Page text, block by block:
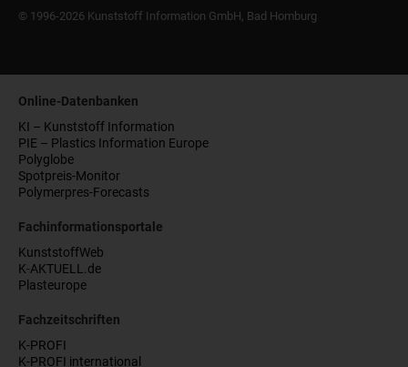
© 1996-2026 Kunststoff Information GmbH, Bad Homburg
Online-Datenbanken
KI – Kunststoff Information
PIE – Plastics Information Europe
Polyglobe
Spotpreis-Monitor
Polymerpres-Forecasts
Fachinformationsportale
KunststoffWeb
K-AKTUELL.de
Plasteurope
Fachzeitschriften
K-PROFI
K-PROFI international